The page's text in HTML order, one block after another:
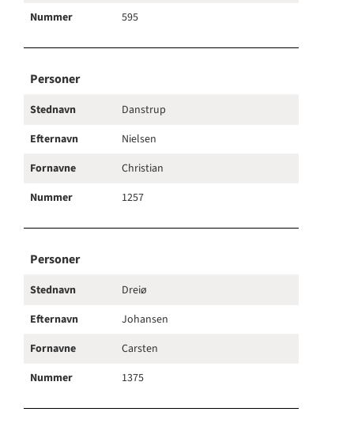
Nummer
595
Personer
Stednavn
Danstrup
Efternavn
Nielsen
Fornavne
Christian
Nummer
1257
Personer
Stednavn
Dreiø
Efternavn
Johansen
Fornavne
Carsten
Nummer
1375